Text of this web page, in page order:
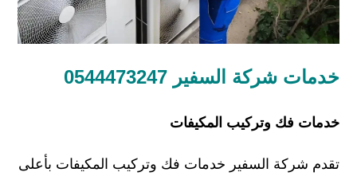
خدمات شركة السفير 0544473247
خدمات فك وتركيب المكيفات
تقدم شركة السفير خدمات فك وتركيب المكيفات بأعلى